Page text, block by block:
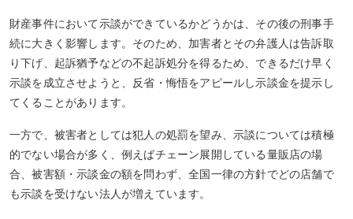
財産事件において示談ができているかどうかは、その後の刑事手
続に大きく影響します。そのため、加害者とその弁護人は告訴取
り下げ、起訴猶予などの不起訴処分を得るため、できるだけ早く
示談を成立させようと、反省・悔悟をアピールし示談金を提示し
てくることがあります。
一方で、被害者としては犯人の処罰を望み、示談については積極
的でない場合が多く、例えばチェーン展開している量販店の場
合、被害額・示談金の額を問わず、全国一律の方針でどの店舗で
も示談を受けない法人が増えています。